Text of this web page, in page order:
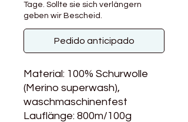
Tage. Sollte sie sich verlängern
geben wir Bescheid.
Pedido anticipado
Material: 100% Schurwolle
(Merino superwash),
waschmaschinenfest
Lauflänge: 800m/100g